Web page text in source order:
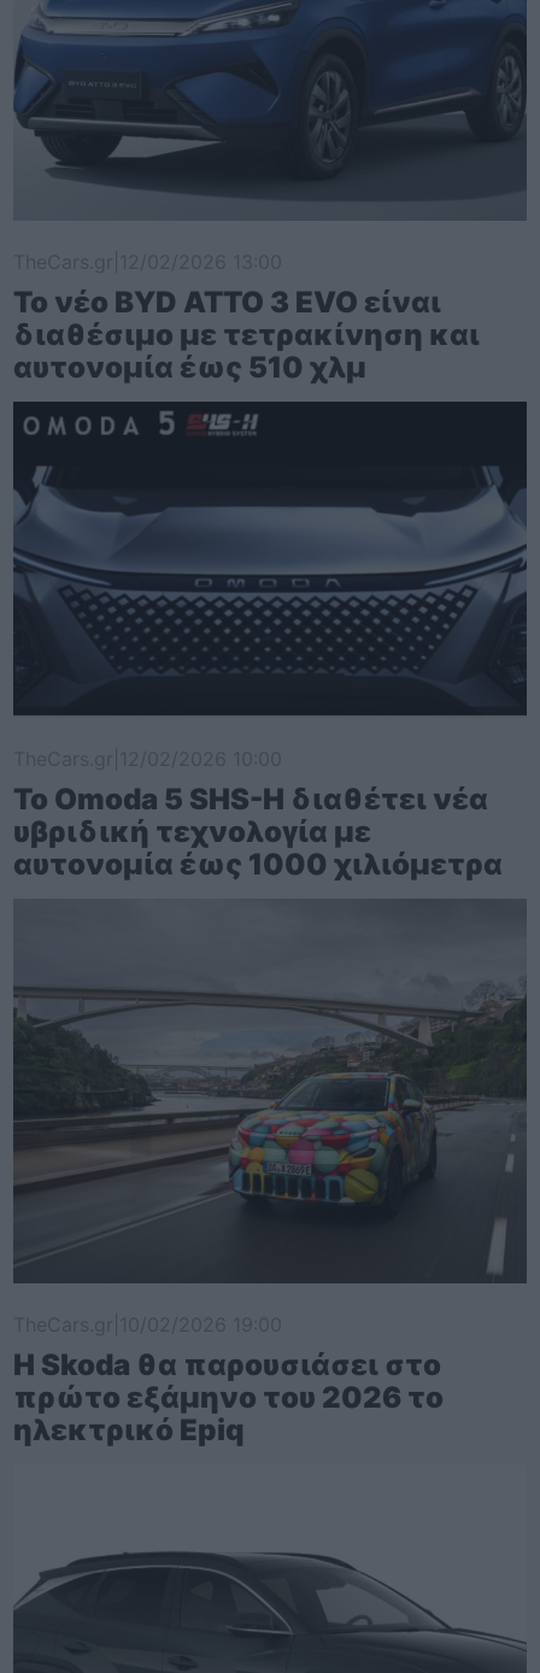
Το νέο BYD ATTO 3 EVO είναι
διαθέσιμο με τετρακίνηση και
αυτονομία έως 510 χλμ
Το Omoda 5 SHS-H διαθέτει νέα
υβριδική τεχνολογία με
αυτονομία έως 1000 χιλιόμετρα
Η Skoda θα παρουσιάσει στο
πρώτο εξάμηνο του 2026 το
ηλεκτρικό Epiq